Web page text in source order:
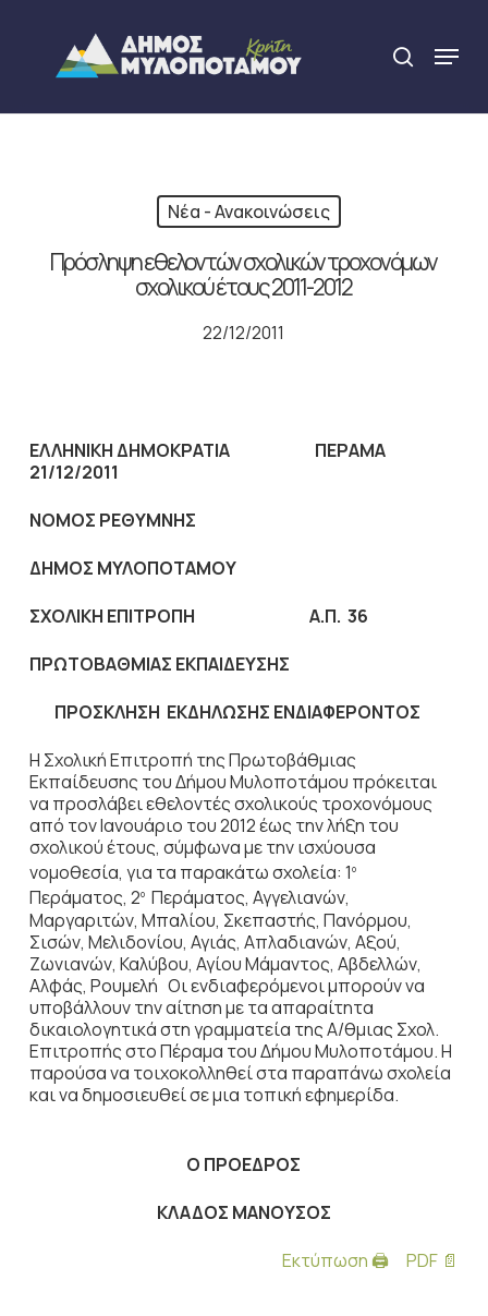
content
search
Menu
Νέα - Ανακοινώσεις
Πρόσληψη εθελοντών σχολικών τροχονόμων
σχολικού έτους 2011-2012
22/12/2011
ΕΛΛΗΝΙΚΗ ΔΗΜΟΚΡΑΤΙΑ ΠΕΡΑΜΑ
21/12/2011
ΝΟΜΟΣ ΡΕΘΥΜΝΗΣ
ΔΗΜΟΣ ΜΥΛΟΠΟΤΑΜΟΥ
ΣΧΟΛΙΚΗ ΕΠΙΤΡΟΠΗ Α.Π. 36
ΠΡΩΤΟΒΑΘΜΙΑΣ ΕΚΠΑΙΔΕΥΣΗΣ
ΠΡΟΣΚΛΗΣΗ ΕΚΔΗΛΩΣΗΣ ΕΝΔΙΑΦΕΡΟΝΤΟΣ
Η Σχολική Επιτροπή της Πρωτοβάθμιας
Εκπαίδευσης του Δήμου Μυλοποτάμου πρόκειται
να προσλάβει εθελοντές σχολικούς τροχονόμους
από τον Ιανουάριο του 2012 έως την λήξη του
σχολικού έτους, σύμφωνα με την ισχύουσα
νομοθεσία, για τα παρακάτω σχολεία: 1ο
Περάματος, 2οΠεράματος, Αγγελιανών,
Μαργαριτών, Μπαλίου, Σκεπαστής, Πανόρμου,
Σισών, Μελιδονίου, Αγιάς, Απλαδιανών, Αξού,
Ζωνιανών, Καλύβου, Αγίου Μάμαντος, Αβδελλών,
Αλφάς, Ρουμελή Οι ενδιαφερόμενοι μπορούν να
υποβάλλουν την αίτηση με τα απαραίτητα
δικαιολογητικά στη γραμματεία της Α/θμιας Σχολ.
Επιτροπής στο Πέραμα του Δήμου Μυλοποτάμου. Η
παρούσα να τοιχοκολληθεί στα παραπάνω σχολεία
και να δημοσιευθεί σε μια τοπική εφημερίδα.
Ο ΠΡΟΕΔΡΟΣ
ΚΛΑΔΟΣ ΜΑΝΟΥΣΟΣ
Εκτύπωση 🖨
PDF 📄
Close